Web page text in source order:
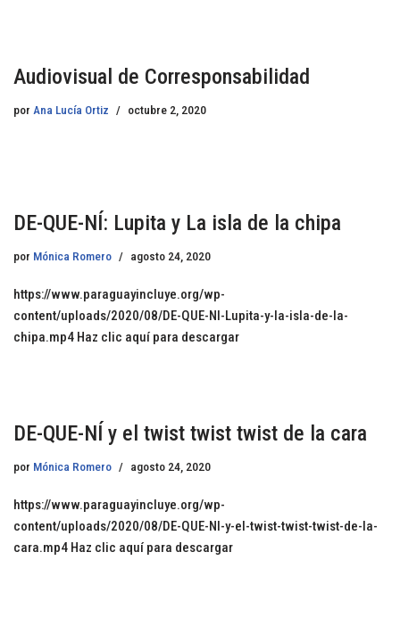
Audiovisual de Corresponsabilidad
por Ana Lucía Ortiz octubre 2, 2020
DE-QUE-NÍ: Lupita y La isla de la chipa
por Mónica Romero agosto 24, 2020
https://www.paraguayincluye.org/wp-
content/uploads/2020/08/DE-QUE-NI-Lupita-y-la-isla-de-la-
chipa.mp4 Haz clic aquí para descargar
DE-QUE-NÍ y el twist twist twist de la cara
por Mónica Romero agosto 24, 2020
https://www.paraguayincluye.org/wp-
content/uploads/2020/08/DE-QUE-NI-y-el-twist-twist-twist-de-la-
cara.mp4 Haz clic aquí para descargar